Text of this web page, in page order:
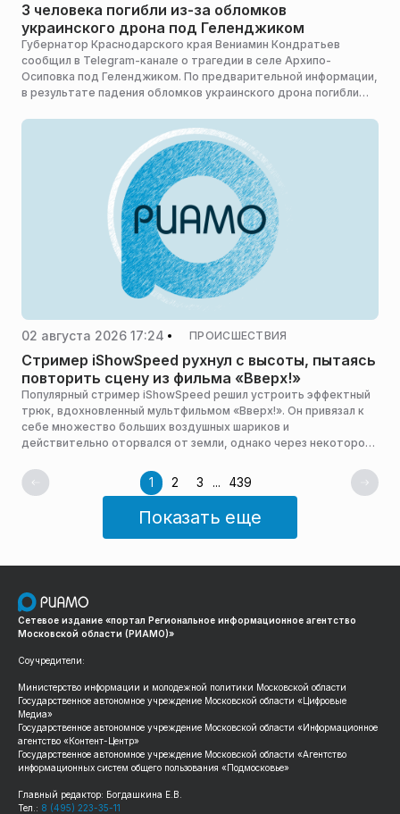
3 человека погибли из-за обломков
украинского дрона под Геленджиком
Губернатор Краснодарского края Вениамин Кондратьев
сообщил в Telegram-канале о трагедии в селе Архипо-
Осиповка под Геленджиком. По предварительной информации,
в результате падения обломков украинского дрона погибли
соболезнования их родным и близким.
02 августа 2026 17:24 ПРОИСШЕСТВИЯ
Стример iShowSpeed рухнул с высоты, пытаясь
повторить сцену из фильма «Вверх!»
Популярный стример iShowSpeed решил устроить эффектный
трюк, вдохновленный мультфильмом «Вверх!». Он привязал к
себе множество больших воздушных шариков и
действительно оторвался от земли, однако через некоторое
«Поток».
1 2 3 ... 439
Показать еще
Сетевое издание «портал Региональное информационное агентство
Московской области (РИАМО)»
Соучредители:
Министерство информации и молодежной политики Московской области
Государственное автономное учреждение Московской области «Цифровые
Медиа»
Государственное автономное учреждение Московской области «Информационное
агентство «Контент-Центр»
Государственное автономное учреждение Московской области «Агентство
информационных систем общего пользования «Подмосковье»
Главный редактор: Богдашкина Е.В.
Тел.: 8 (495) 223-35-11